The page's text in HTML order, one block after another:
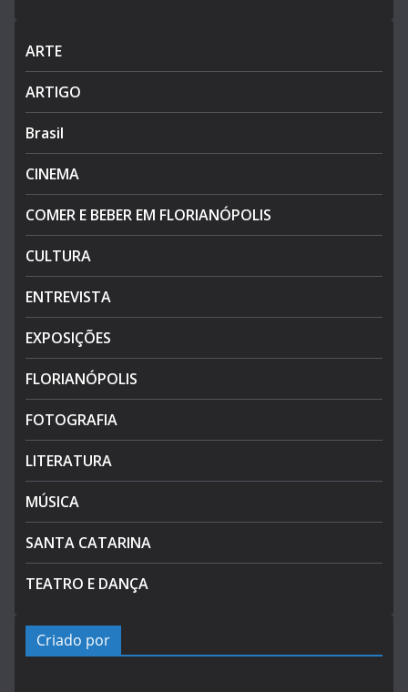
ARTE
ARTIGO
Brasil
CINEMA
COMER E BEBER EM FLORIANÓPOLIS
CULTURA
ENTREVISTA
EXPOSIÇÕES
FLORIANÓPOLIS
FOTOGRAFIA
LITERATURA
MÚSICA
SANTA CATARINA
TEATRO E DANÇA
Criado por